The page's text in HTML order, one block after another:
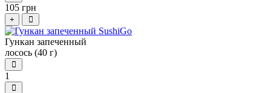
105 грн
+
Гункан запеченный
лосось (40 г)
1